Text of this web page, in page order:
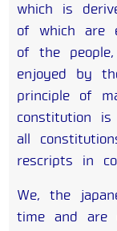
which is
of which are
of the
enjoyed by
principle of
constitution
all
rescripts in
We, the
time and are